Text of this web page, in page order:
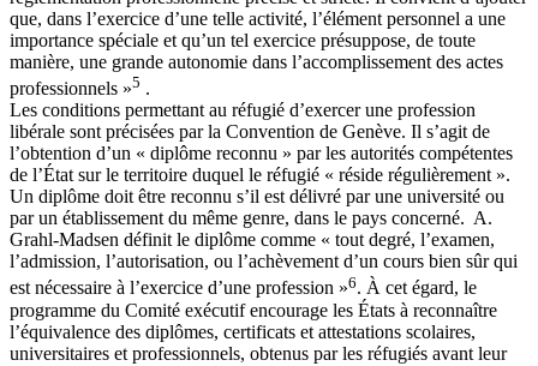
que, dans l’exercice d’une telle activité, l’élément personnel a une
importance spéciale et qu’un tel exercice présuppose, de toute
manière, une grande autonomie dans l’accomplissement des actes
professionnels »5 .
Les conditions permettant au réfugié d’exercer une profession
libérale sont précisées par la Convention de Genève. Il s’agit de
l’obtention d’un « diplôme reconnu » par les autorités compétentes
de l’État sur le territoire duquel le réfugié « réside régulièrement ».
Un diplôme doit être reconnu s’il est délivré par une université ou
par un établissement du même genre, dans le pays concerné. A.
Grahl-Madsen définit le diplôme comme « tout degré, l’examen,
l’admission, l’autorisation, ou l’achèvement d’un cours bien sûr qui
est nécessaire à l’exercice d’une profession »6. À cet égard, le
programme du Comité exécutif encourage les États à reconnaître
l’équivalence des diplômes, certificats et attestations scolaires,
universitaires et professionnels, obtenus par les réfugiés avant leur